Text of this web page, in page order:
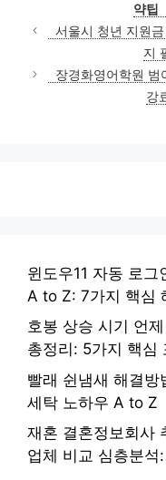
약팁
서울시 청년 지원
지
장경화영어학원
강
윈도우11 자동 로
A to Z: 7가지 핵심
호봉 상승 시기 언
총정리: 5가지 핵심
빨래 쉰냄새 해결방
세탁 노하우 A to Z
재혼 결혼정보회사
업체 비교 심층분석